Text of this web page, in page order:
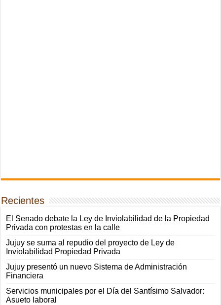
Recientes
El Senado debate la Ley de Inviolabilidad de la Propiedad
Privada con protestas en la calle
Jujuy se suma al repudio del proyecto de Ley de
Inviolabilidad Propiedad Privada
Jujuy presentó un nuevo Sistema de Administración
Financiera
Servicios municipales por el Día del Santísimo Salvador:
Asueto laboral